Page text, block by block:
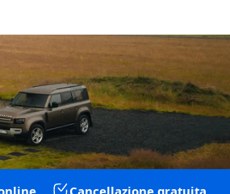
Cancellazione gratuita